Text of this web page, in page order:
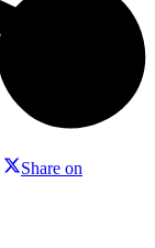
Share on